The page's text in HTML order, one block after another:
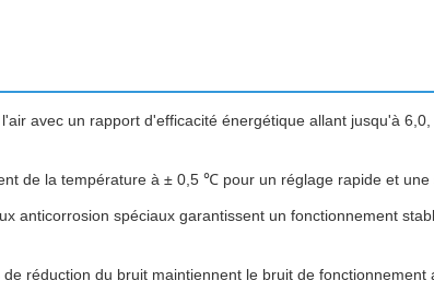
avec un rapport d'efficacité énergétique allant jusqu'à
de la température à ± 0,5 ℃ pour un réglage rapide et une
anticorrosion spéciaux garantissent un fonctionnement
réduction du bruit maintiennent le bruit de fonctionnement